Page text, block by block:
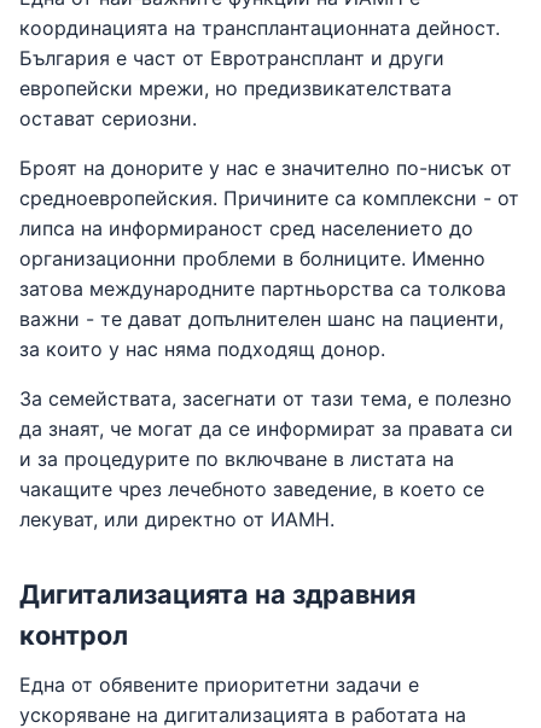
координацията на трансплантационната дейност.
България е част от Евротрансплант и други
европейски мрежи, но предизвикателствата
остават сериозни.
Броят на донорите у нас е значително по-нисък от
средноевропейския. Причините са комплексни - от
липса на информираност сред населението до
организационни проблеми в болниците. Именно
затова международните партньорства са толкова
важни - те дават допълнителен шанс на пациенти,
за които у нас няма подходящ донор.
За семействата, засегнати от тази тема, е полезно
да знаят, че могат да се информират за правата си
и за процедурите по включване в листата на
чакащите чрез лечебното заведение, в което се
лекуват, или директно от ИАМН.
Дигитализацията на здравния
контрол
Една от обявените приоритетни задачи е
ускоряване на дигитализацията в работата на